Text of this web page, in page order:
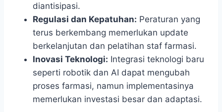
diantisipasi.
Regulasi dan Kepatuhan: Peraturan yang
terus berkembang memerlukan update
berkelanjutan dan pelatihan staf farmasi.
Inovasi Teknologi: Integrasi teknologi baru
seperti robotik dan AI dapat mengubah
proses farmasi, namun implementasinya
memerlukan investasi besar dan adaptasi.